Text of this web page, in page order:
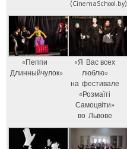
(CinemaSchool.by)
«Пеппи
Длинныйчулок»
«Я Вас всех
люблю»
на фестивале
«Розмаїті
Самоцвіти»
во Львове